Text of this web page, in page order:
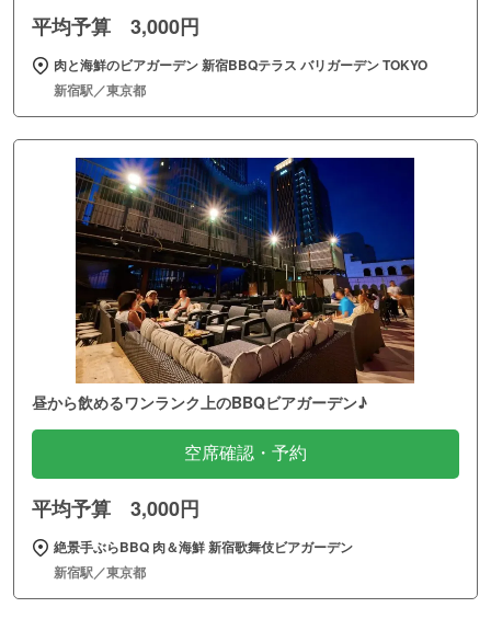
平均予算 3,000円
肉と海鮮のビアガーデン 新宿BBQテラス バリガーデン TOKYO
新宿駅／東京都
昼から飲めるワンランク上のBBQビアガーデン♪
空席確認・予約
平均予算 3,000円
絶景手ぶらBBQ 肉＆海鮮 新宿歌舞伎ビアガーデン
新宿駅／東京都